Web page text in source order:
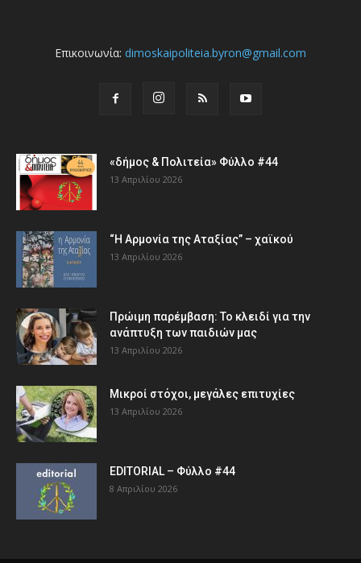
Επικοινωνία: dimoskaipoliteia.byron@gmail.com
«δήμος & Πολιτεία» Φύλλο #44
13 Απριλίου 2026
“Η Αρμονία της Αταξίας” – χαϊκού
13 Απριλίου 2026
Πρώιμη παρέμβαση: Το κλειδί για την
ανάπτυξη των παιδιών µας
13 Απριλίου 2026
Μικροί στόχοι, μεγάλες επιτυχίες
13 Απριλίου 2026
EDITORIAL – Φύλλο #44
8 Απριλίου 2026